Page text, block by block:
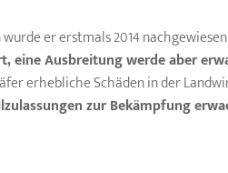
er erstmals 2014
eine Ausbreitung werde aber
erhebliche Schäden in der
zurBekämpfung